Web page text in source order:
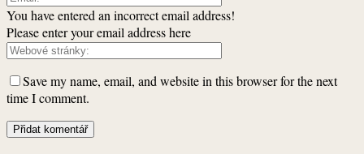
You have entered an incorrect email address!
Please enter your email address here
Save my name, email, and website in this browser for the next
time I comment.